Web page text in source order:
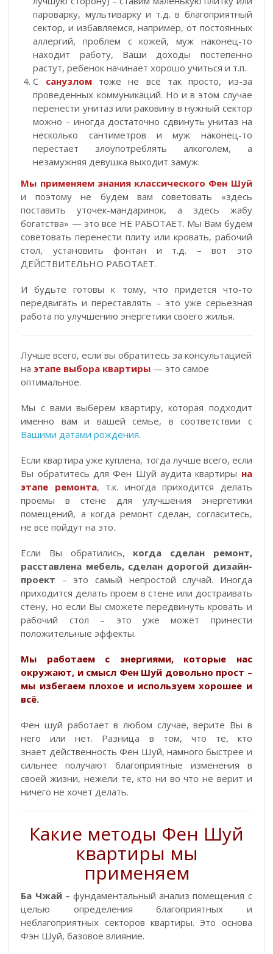
пароварку, мультиварку и т.д. в благоприятный
сектор, и избавляемся, например, от постоянных
аллергий, проблем с кожей, муж наконец-то
находит работу, Ваши доходы постепенно
растут, ребенок начинает хорошо учиться и т.п.
С санузломтоже не всё так просто, из-за
проведенных коммуникаций. Но и в этом случае
перенести унитаз или раковину в нужный сектор
можно – иногда достаточно сдвинуть унитаз на
несколько сантиметров и муж наконец-то
перестает злоупотреблять алкоголем, а
незамужняя девушка выходит замуж.
Мы применяем знания классического Фен Шуй
и поэтому не будем вам советовать «здесь
поставить уточек-мандаринок, а здесь жабу
богатства» — это все НЕ РАБОТАЕТ. Мы Вам будем
советовать перенести плиту или кровать, рабочий
стол, установить фонтан и т.д. – вот это
ДЕЙСТВИТЕЛЬНО РАБОТАЕТ.
И будьте готовы к тому, что придется что-то
передвигать и переставлять – это уже серьезная
работа по улучшению энергетики своего жилья.
Лучше всего, если вы обратитесь за консультацией
на этапе выбора квартиры — это самое
оптимальное.
Мы с вами выберем квартиру, которая подходит
именно вам и вашей семье, в соответствии с
Вашими датами рождения.
Если квартира уже куплена, тогда лучше всего, если
Вы обратитесь для Фен Шуй аудита квартиры на
этапе ремонта, т.к. иногда приходится делать
проемы в стене для улучшения энергетики
помещений, а когда ремонт сделан, согласитесь,
не все пойдут на это.
Если Вы обратились, когда сделан ремонт,
расставлена мебель, сделан дорогой дизайн-
проект – это самый непростой случай. Иногда
приходится делать проем в стене или достраивать
стену, но если Вы сможете передвинуть кровать и
рабочий стол – это уже может принести
положительные эффекты.
Мы работаем с энергиями, которые нас
окружают, и смысл Фен Шуй довольно прост –
мы избегаем плохое и используем хорошее и
всё.
Фен шуй работает в любом случае, верите Вы в
него или нет. Разница в том, что те, кто
знает действенность Фен Шуй, намного быстрее и
сильнее получают благоприятные изменения в
своей жизни, нежели те, кто ни во что не верит и
ничего не хочет делать.
Какие методы Фен Шуй
квартиры мы
применяем
Ба Чжай – фундаментальный анализ помещения с
целью определения благоприятных и
неблагоприятных секторов квартиры. Это основа
Фэн Шуй, базовое влияние.